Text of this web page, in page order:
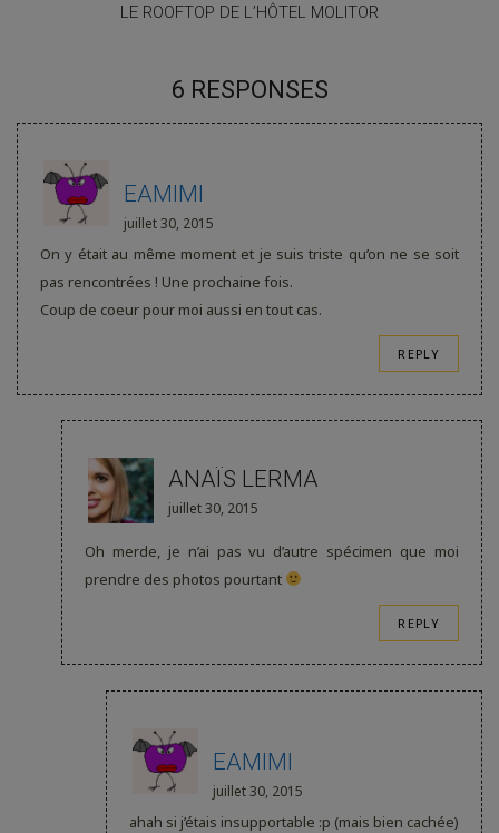
LE ROOFTOP DE L’HÔTEL MOLITOR
6 RESPONSES
EAMIMI
juillet 30, 2015
On y était au même moment et je suis triste qu’on ne se soit
pas rencontrées ! Une prochaine fois.
Coup de coeur pour moi aussi en tout cas.
REPLY
ANAÏS LERMA
juillet 30, 2015
Oh merde, je n’ai pas vu d’autre spécimen que moi
prendre des photos pourtant
REPLY
EAMIMI
juillet 30, 2015
ahah si j’étais insupportable :p (mais bien cachée)